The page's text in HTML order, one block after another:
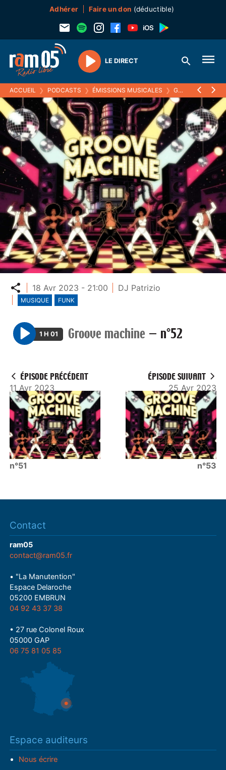
Adhérer Faire un don (déductible)
Play
LE DIRECT
ACCUEIL ❯ PODCASTS ❯ ÉMISSIONS MUSICALES ❯ GROOVE MACHINE
Partager
18 Avr 2023 - 21:00 DJ Patrizio
MUSIQUE FUNK
P
y
1 H 01 Groove machine — n°52
ÉPISODE PRÉCÉDENT
11 Avr 2023
n°51
ÉPISODE SUIVANT
25 Avr 2023
n°53
Contact
ram05
contact@ram05.fr
• "La Manutention"
Espace Delaroche
05200 EMBRUN
04 92 43 37 38
• 27 rue Colonel Roux
05000 GAP
06 75 81 05 85
Espace auditeurs
Nous écrire